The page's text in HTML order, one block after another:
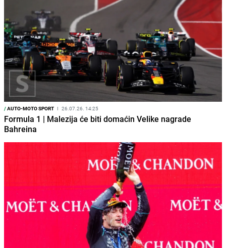
/AUTO-MOTO SPORT I 26.07.26. 14:25
Formula 1 | Malezija će biti domaćin Velike nagrade
Bahreina